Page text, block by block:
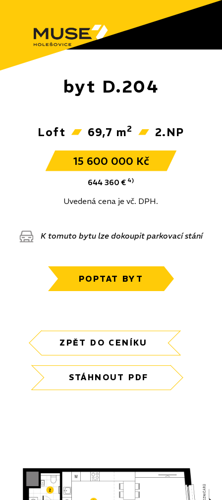
byt D.204
Loft 69,7 m2 2.NP
15 600 000 Kč
644 360 € 4)
Uvedená cena je vč. DPH.
K tomuto bytu lze dokoupit parkovací stání
POPTAT BYT
ZPĚT DO CENÍKU
STÁHNOUT PDF